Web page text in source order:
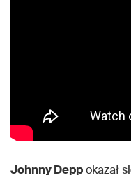
Johnny Deppokazał